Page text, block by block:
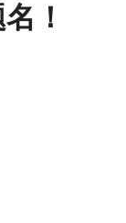
！